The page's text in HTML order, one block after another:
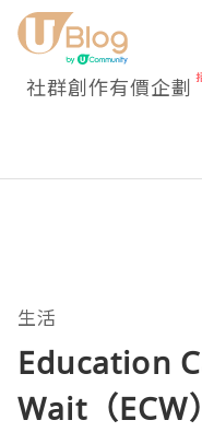
社群創作有價企劃
生活
Education
Wait（ECW